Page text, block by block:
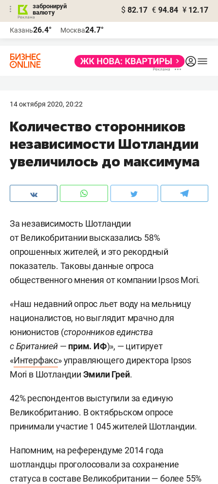
забронируй
валюту
$ 82.17 € 94.84 ¥ 12.17
Казань26.4° Москва24.7°
14 октября 2020, 20:22
Количество сторонников
независимости Шотландии
увеличилось до максимума
За независимость Шотландии
от Великобритании высказались 58%
опрошенных жителей, и это рекордный
показатель. Таковы данные опроса
общественного мнения от компании Ipsos Mori.
«Наш недавний опрос льет воду на мельницу
националистов, но выглядит мрачно для
юнионистов (сторонников единства
с Британией— прим. ИФ)», — цитирует
«Интерфакс» управляющего директора Ipsos
Mori в Шотландии Эмили Грей.
42% респондентов выступили за единую
Великобританию. В октябрьском опросе
принимали участие 1 045 жителей Шотландии.
Напомним, на референдуме 2014 года
шотландцы проголосовали за сохранение
статуса в составе Великобритании — более 55%